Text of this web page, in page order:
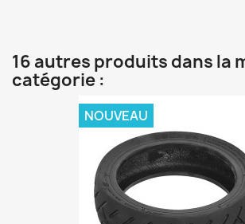
16 autres produits dans la
catégorie :
NOUVEAU